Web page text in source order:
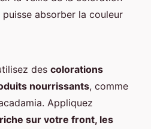
absorber la couleur
des colorations
nourrissants, comme
Appliquez
sur votre front, les